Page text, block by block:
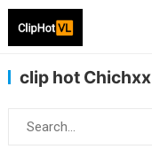
clip hot Chichxx